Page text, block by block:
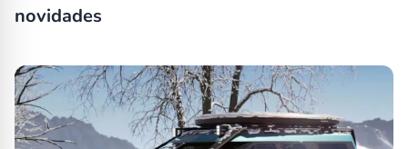
novidades